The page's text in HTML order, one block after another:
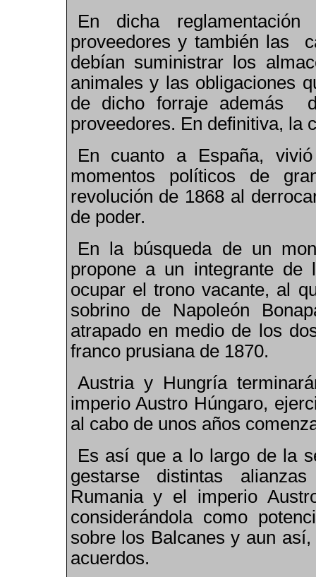
En dicha
proveedores y también las
debían suministrar los
animales y las obligaciones
de dicho forraje además
proveedores. En definitiva, la
En cuanto a España,
momentos políticos de
revolución de 1868 al
de poder.
En la búsqueda de un
propone a un integrante
ocupar el trono vacante, al
sobrino de Napoleón
atrapado en medio de los
franco prusiana de 1870.
Austria y Hungría
imperio Austro Húngaro,
al cabo de unos años
Es así que a lo largo de la
gestarse distintas
Rumania y el imperio
considerándola como
sobre los Balcanes y aun
acuerdos.